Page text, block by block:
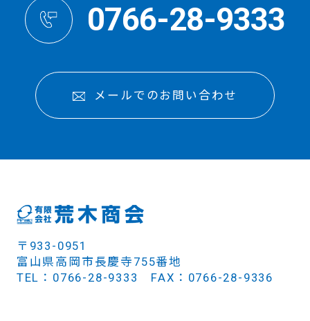
0766-28-9333
メールでのお問い合わせ
〒933-0951
富山県高岡市長慶寺755番地
TEL：0766-28-9333 FAX：0766-28-9336